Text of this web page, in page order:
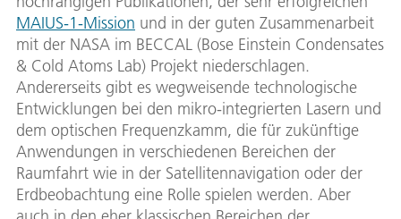
MAIUS-1-Mission und in der guten Zusammenarbeit
mit der NASA im BECCAL (Bose Einstein Condensates
& Cold Atoms Lab) Projekt niederschlagen.
Andererseits gibt es wegweisende technologische
Entwicklungen bei den mikro-integrierten Lasern und
dem optischen Frequenzkamm, die für zukünftige
Anwendungen in verschiedenen Bereichen der
Raumfahrt wie in der Satellitennavigation oder der
Erdbeobachtung eine Rolle spielen werden. Aber